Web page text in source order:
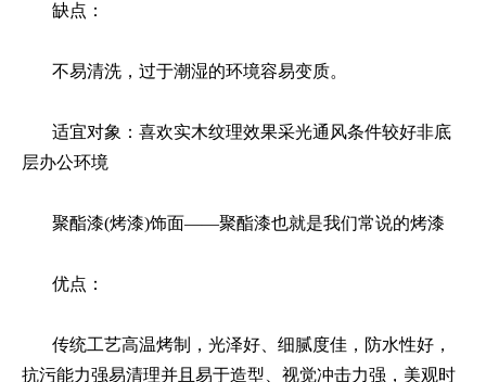
缺点：
不易清洗，过于潮湿的环境容易变质。
适宜对象：喜欢实木纹理效果采光通风条件较好非底
层办公环境
聚酯漆(烤漆)饰面——聚酯漆也就是我们常说的烤漆
优点：
传统工艺高温烤制，光泽好、细腻度佳，防水性好，
抗污能力强易清理并且易于造型、视觉冲击力强，美观时